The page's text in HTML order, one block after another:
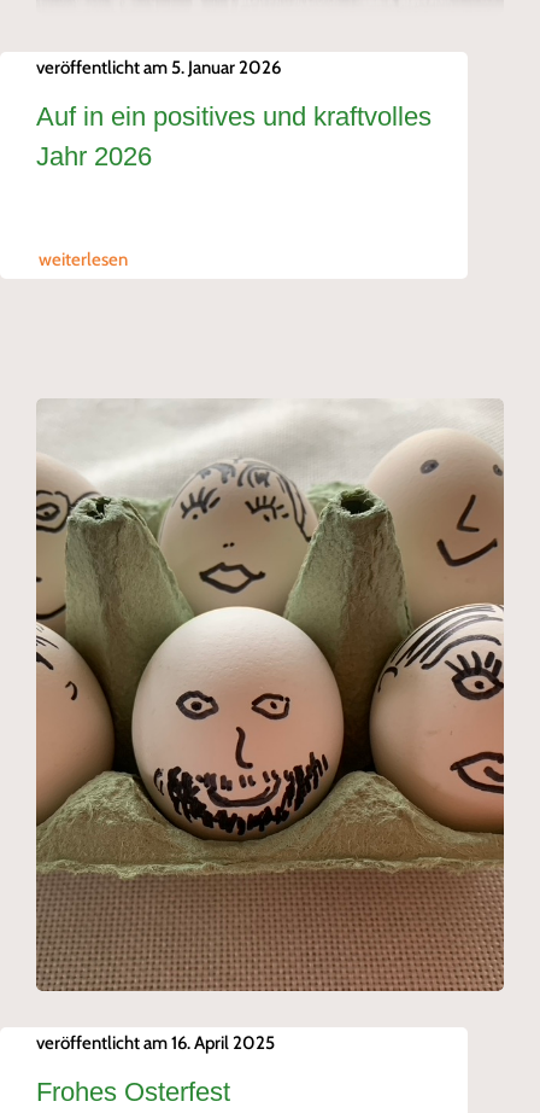
veröffentlicht am 5. Januar 2026
Auf in ein positives und kraftvolles
Jahr 2026
weiterlesen
veröffentlicht am 16. April 2025
Frohes Osterfest